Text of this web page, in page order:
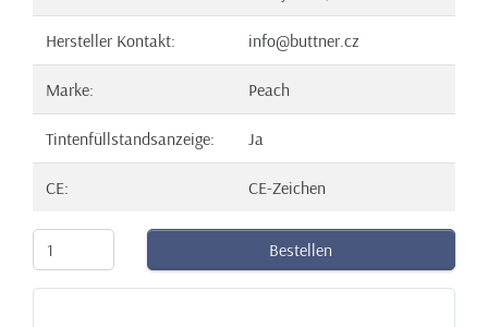
Hersteller Kontakt: info@buttner.cz
Marke: Peach
Tintenfüllstandsanzeige: Ja
CE: CE-Zeichen
Bestellen